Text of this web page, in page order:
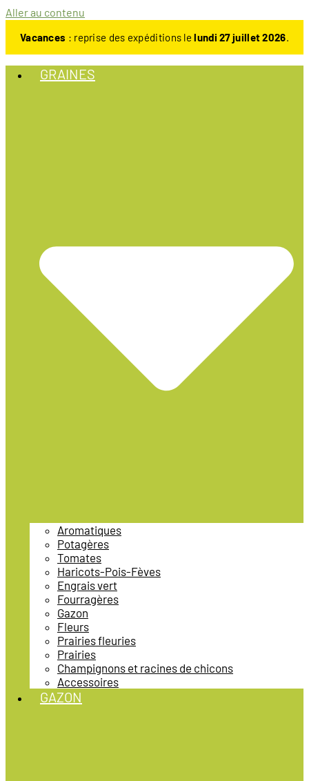
Aller au contenu
Vacances : reprise des expéditions lelundi 27 juillet 2026.
GRAINES
Aromatiques
Potagères
Tomates
Haricots-Pois-Fèves
Engrais vert
Fourragères
Gazon
Fleurs
Prairies fleuries
Prairies
Champignons et racines de chicons
Accessoires
GAZON